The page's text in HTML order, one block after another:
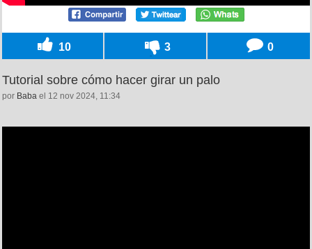
10 3 0
Tutorial sobre cómo hacer girar un palo
por Baba el 12 nov 2024, 11:34